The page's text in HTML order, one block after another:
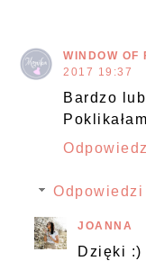
WINDOW OF
2017 19:37
Bardzo
Odpowiedz
Odpowiedzi
JOANNA
Dzięki :)